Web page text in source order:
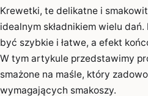
Krewetki, te delikatne i
idealnym składnikiem wielu
być szybkie i łatwe, a efekt
W tym artykule przedstawimy
smażone na maśle, który
wymagających smakoszy.